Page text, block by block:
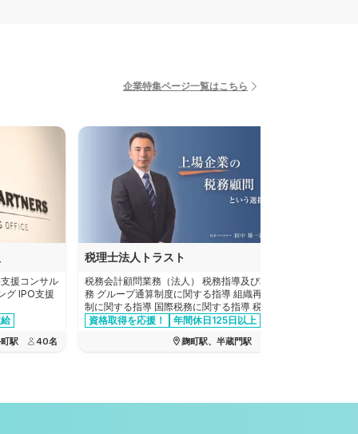
企業特集ページ一覧はこちら
援コンサル
グ IPO支援
駅 40名
税理士法人トラスト
税務会計顧問業務（法人） 税務指導及び相談業
務 グループ通算制度に関する指導 組織再編税
制に関する指導 国際税務に関する指導 税務意
見書の作成、税務DD業務他
資格取得を応援！
年間休日125日以上
月間残業時間20時間以下
麹町駅、半蔵門駅